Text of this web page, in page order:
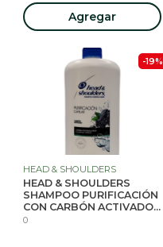
Agregar
-19%
HEAD & SHOULDERS
HEAD & SHOULDERS
SHAMPOO PURIFICACIÓN
CON CARBÓN ACTIVADO...
0